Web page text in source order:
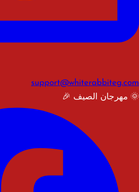
support@whiterabbiteg.com
🌞 مهرجان الصيف 🎉